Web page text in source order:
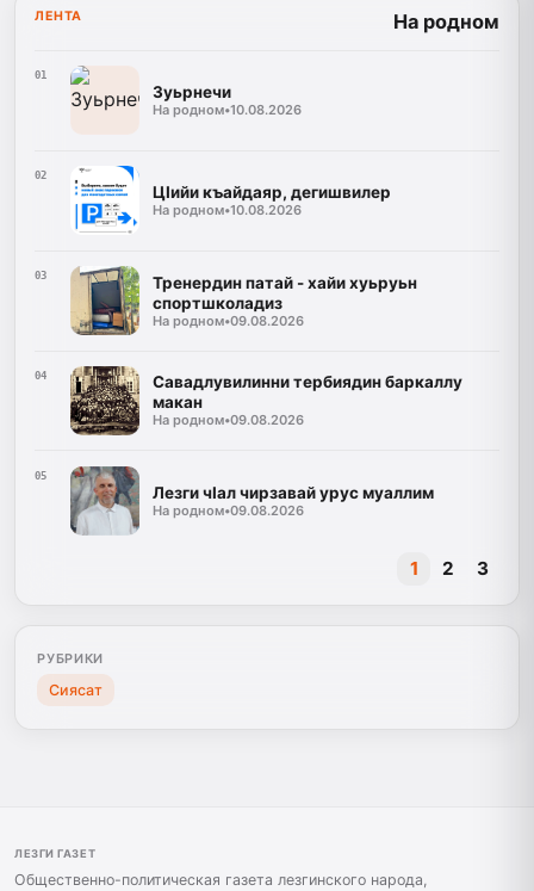
ЛЕНТА На родном
01
Зуьрнечи
На родном•10.08.2026
02
ЦIийи къайдаяр, дегишвилер
На родном•10.08.2026
03
Тренердин патай - хайи хуьруьн
спортшколадиз
На родном•09.08.2026
04
Савадлувилинни тербиядин баркаллу
макан
На родном•09.08.2026
05
Лезги чIал чирзавай урус муаллим
На родном•09.08.2026
1 2 3
РУБРИКИ
Сиясат
ЛЕЗГИ ГАЗЕТ
Общественно-политическая газета лезгинского народа,